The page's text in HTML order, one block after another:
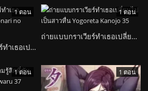
1 ตอน
การถ่ายแบบกราเวียร์ทำเธอเปลี่ยนไปเป็นสาวหื่น Tonari no Kanojo
1 ตอน
ถ่ายแบบกราเวียร์ทำเธอเปลี่ยนไปเป็นสาวหื่น Yogoreta Kanojo
1 ตอน 1 ตอน